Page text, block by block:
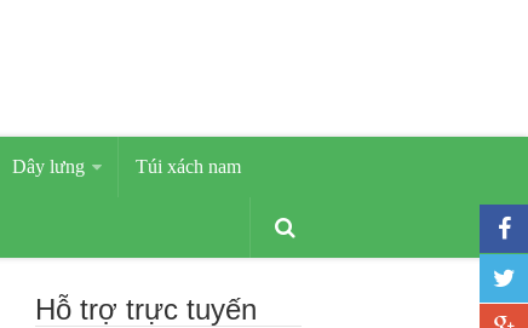
Dây lưng Túi xách nam
Hỗ trợ trực tuyến